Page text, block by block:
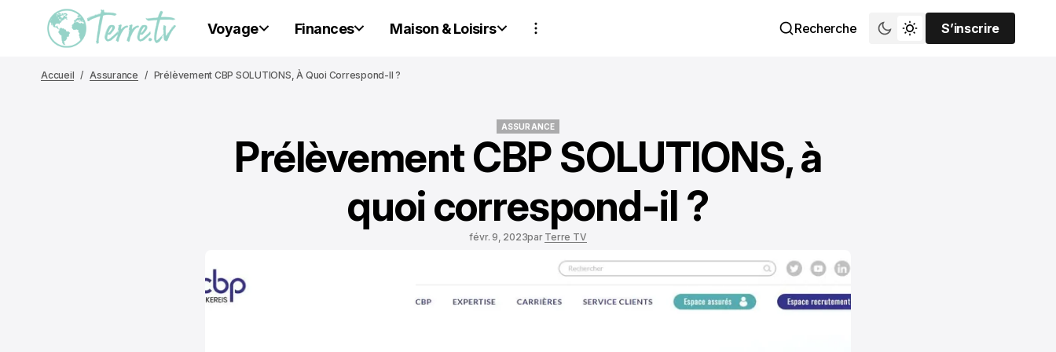
Voyage Finances Maison & Loisirs Recherche
S’inscrire
S’inscrire
Accueil Assurance Prélèvement CBP SOLUTIONS, À Quoi Correspond-Il ?
ASSURANCE
ASSURANCE
Prélèvement CBP SOLUTIONS, à
quoi correspond-il ?
févr. 9, 2023par Terre TV